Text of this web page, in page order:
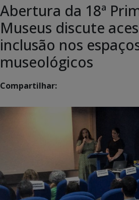
Abertura da 18ª
Museus discute
inclusão nos
museológicos
Compartilhar: